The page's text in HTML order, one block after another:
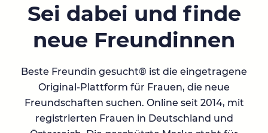
Sei dabei und finde
neue Freundinnen
Beste Freundin gesucht® ist die eingetragene
Original-Plattform für Frauen, die neue
Freundschaften suchen. Online seit 2014, mit
registrierten Frauen in Deutschland und